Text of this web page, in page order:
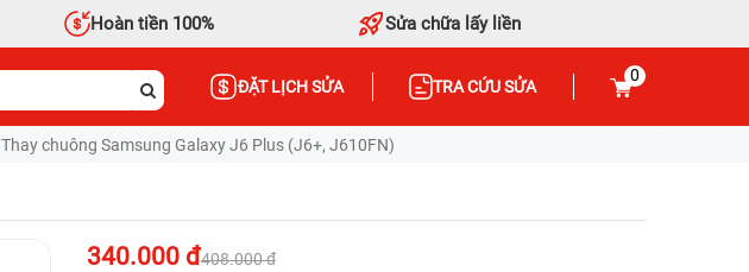
Hoàn tiền 100% Sửa chữa lấy liền
ĐẶT LỊCH SỬA TRA CỨU SỬA
0
Thay chuông Samsung Galaxy J6 Plus (J6+, J610FN)
340.000 đ408.000 đ